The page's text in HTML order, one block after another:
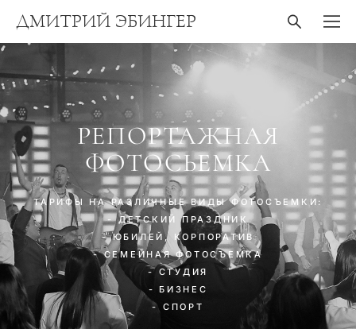
ДМИТРИЙ ЭБИНГЕР
РЕПОРТАЖНАЯ
ФОТОСЬЕМКА
ТАРИФЫ НА РАЗЛИЧНЫЕ ВИДЫ ФОТОСЪЕМКИ:
- ДЕТСКИЙ ПРАЗДНИК
- ЮБИЛЕЙ, КОРПОРАТИВ
- СЕМЕЙНАЯ ФОТОСЪЕМКА
- СТУДИЯ
- БИЗНЕС
- СПОРТ